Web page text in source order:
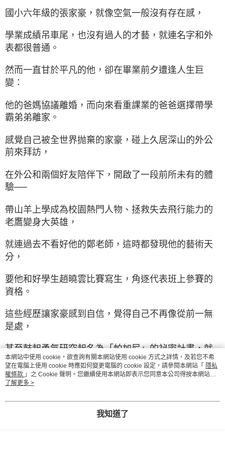
國小六年級的張家豪，就像空氣一般沒有存在感，
學業成績吊車尾，也沒有過人的才藝，就連名字和外
表都很普通。
然而一直甘於平凡的他，卻在畢業前夕遭逢人生巨
變：
他的爸媽協議離婚，而向來看重課業的爸爸選擇帶學
霸弟弟離家。
感覺自己被全世界抛棄的家豪，碰上久居深山的外公
前來拜訪，
在外公和兩個好友陪伴下，開啟了一段前所未有的體
驗──
帶山羊上學成為校園熱門人物、拯救失去飛行能力的
老鷹變身大英雄，
就連過去不看好他的鄭老師，這時都發現他的藝術天
分，
要他和好學生趙曉雲比賽寫生，角逐代表班上參賽的
資格。
這些經歷讓家豪感到自信，覺得自己不再像從前一無
是處，
甚至鼓起勇氣研究起名為「帕加尼」的祕密計畫，就
為了挽回爸爸的關愛。
然而，他是否可以成功戰勝趙曉雲、成為畫畫比賽的
他所經歷的這一切是否足夠讓爸爸改觀，對他另眼相
本網站中使用 cookie，欲查詢有關本網站使用 cookie 方式之詳情，及若您不希
望在電腦上使用 cookie 時應如何變更電腦的 cookie 設定，請參閱本網站「 隱私
權條款 」之 Cookie 聲明。您繼續使用本網站即表示您同意本公司得按本網站使
用條款之 Cookie 聲明使用 cookie。
了解更多 >
我知道了